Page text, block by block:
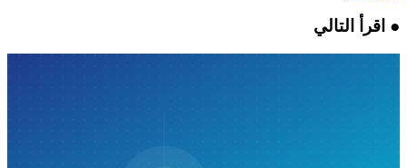
●اقرأ التالي